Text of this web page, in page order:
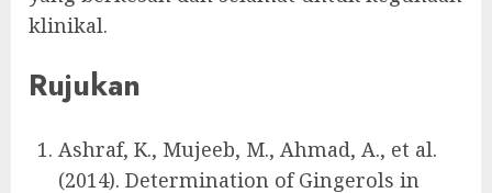
klinikal.
Rujukan
Ashraf, K., Mujeeb, M., Ahmad, A., et al.
(2014). Determination of Gingerols in